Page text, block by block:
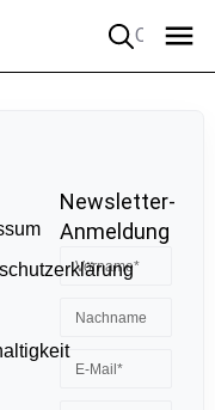
Newsletter-
Anmeldung